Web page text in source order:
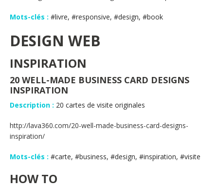
Mots-clés : #livre, #responsive, #design, #book
DESIGN WEB
INSPIRATION
20 WELL-MADE BUSINESS CARD DESIGNS
INSPIRATION
Description : 20 cartes de visite originales
http://lava360.com/20-well-made-business-card-designs-
inspiration/
Mots-clés : #carte, #business, #design, #inspiration, #visite
HOW TO